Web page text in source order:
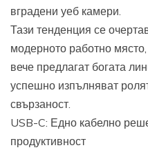
вградени уеб камери.
Тази тенденция се
модерното работно
вече предлагат богата
успешно изпълняват
свързаност.
USB-C: Едно кабелно
продуктивност